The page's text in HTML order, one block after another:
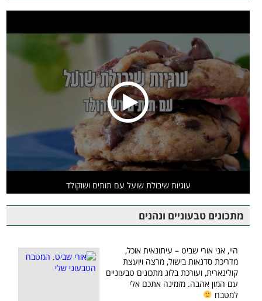
עוגיות שיבולת שועל עם תותים ושוקולד
מתכונים טבעוניים ונהנים
היי, אני אורי שביט – עיתונאית אוכל,
מדריכת סדנאות בישול, מרצה ויועצת
קולינארית, ועורכת בלוג מתכונים טבעוניים
עם המון אהבה. מזמינה אתכם אלי
למטבח